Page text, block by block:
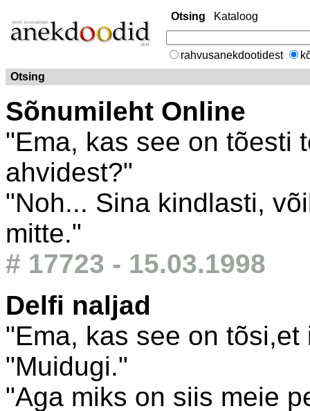
Otsing Kataloog
rahvusanekdootidest
Otsing
Sõnumileht Online
"Ema, kas see on tõesti
ahvidest?"
"Noh... Sina kindlasti,
mitte."
# 17723 - 15.03.1998
Delfi naljad
"Ema, kas see on
"Muidugi."
"Aga miks on siis meie